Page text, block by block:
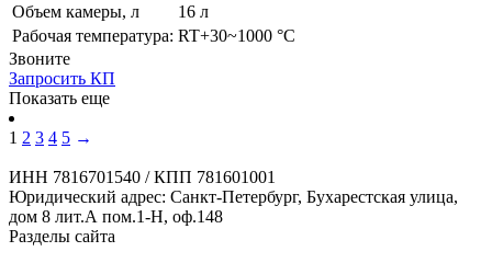
Объем камеры, л
16 л
Рабочая температура: RT+30~1000 °C
Звоните
Запросить КП
Показать еще
1 2 3 4 5 →
ИНН 7816701540 / КПП 781601001
Юридический адрес: Санкт-Петербург, Бухарестская улица,
дом 8 лит.А пом.1-Н, оф.148
Разделы сайта